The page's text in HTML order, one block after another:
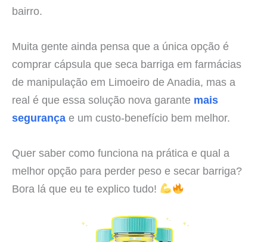
bairro.
Muita gente ainda pensa que a única opção é
comprar cápsula que seca barriga em farmácias
de manipulação em Limoeiro de Anadia, mas a
real é que essa solução nova garante mais
segurança e um custo-benefício bem melhor.
Quer saber como funciona na prática e qual a
melhor opção para perder peso e secar barriga?
Bora lá que eu te explico tudo!